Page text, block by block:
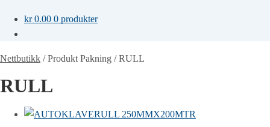
kr0.00 0 produkter
Nettbutikk /Produkt Pakning /RULL
RULL